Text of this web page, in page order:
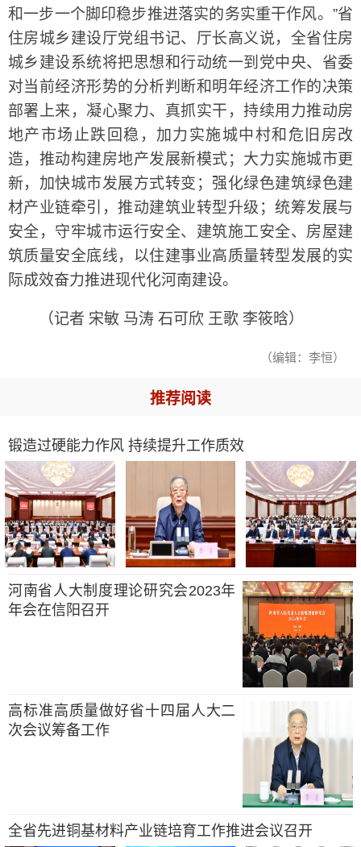
和一步一个脚印稳步推进落实的务实重干作风。”省
住房城乡建设厅党组书记、厅长高义说，全省住房
城乡建设系统将把思想和行动统一到党中央、省委
对当前经济形势的分析判断和明年经济工作的决策
部署上来，凝心聚力、真抓实干，持续用力推动房
地产市场止跌回稳，加力实施城中村和危旧房改
造，推动构建房地产发展新模式；大力实施城市更
新，加快城市发展方式转变；强化绿色建筑绿色建
材产业链牵引，推动建筑业转型升级；统筹发展与
安全，守牢城市运行安全、建筑施工安全、房屋建
筑质量安全底线，以住建事业高质量转型发展的实
际成效奋力推进现代化河南建设。
（记者 宋敏 马涛 石可欣 王歌 李筱晗）
（编辑：李恒）
推荐阅读
锻造过硬能力作风 持续提升工作质效
河南省人大制度理论研究会2023年
年会在信阳召开
高标准高质量做好省十四届人大二
次会议筹备工作
全省先进铜基材料产业链培育工作推进会议召开